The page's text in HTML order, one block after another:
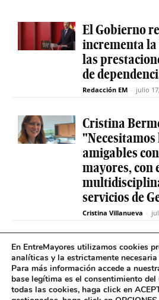
El Gobierno
incrementa
las
de
Redacción EM - julio
Cristina
amigables
mayores, con
servicios de
Cristina Villanueva -
Convive abre
inscripción
y celebra 30
jóvenes y
En EntreMayores utilizamos cookies
analíticas y la estrictamente
Para más información accede a
base legítima es el consentimiento del
todas las cookies, haga click en